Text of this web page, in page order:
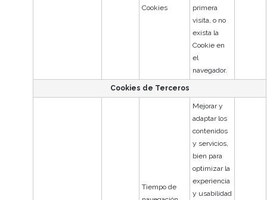
Cookies
primera
visita, o no
exista la
Cookie en
el
navegador.
Cookies de Terceros
Tiempo de
Mejorar y
adaptar los
contenidos
y servicios,
bien para
optimizar la
experiencia
y usabilidad